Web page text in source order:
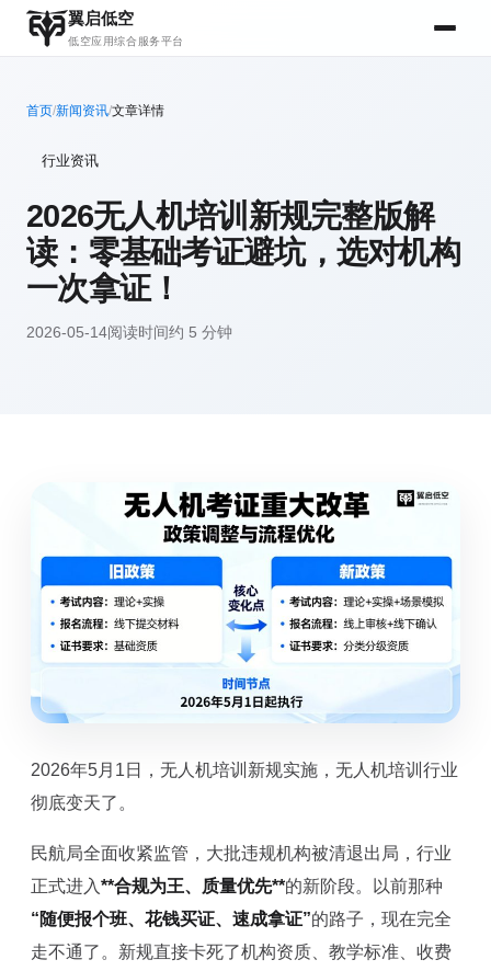
翼启低空
低空应用综合服务平台
首页/新闻资讯/文章详情
行业资讯
2026无人机培训新规完整版解
读：零基础考证避坑，选对机构
一次拿证！
2026-05-14阅读时间约 5 分钟
2026年5月1日，无人机培训新规实施，无人机培训行业
彻底变天了。
民航局全面收紧监管，大批违规机构被清退出局，行业
正式进入**合规为王、质量优先**的新阶段。以前那种
“随便报个班、花钱买证、速成拿证”的路子，现在完全
走不通了。新规直接卡死了机构资质、教学标准、收费